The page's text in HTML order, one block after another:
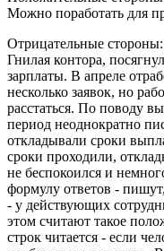
Можно поработать для
Отрицательные стороны:
Гнилая контора,
зарплаты. В апреле
несколько заявок, но
расстаться. По поводу
период неоднократно
откладывали сроки
сроки проходили,
не беспокоился и
формулу ответов -
- у действующих
этом считают такое
строк читается - если